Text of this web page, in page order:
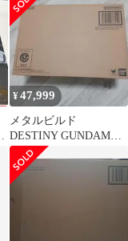
DESTINY ストライクフ
リーダムガンダム
SOUL BLUE Ver
¥47,999
メタルビルド
DESTINY GUNDAM
(FULL PACKAGE)